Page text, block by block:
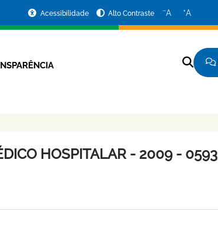
Acessibilidade Alto Contraste −A +A
HOSPITALAR - 2009 - 0593